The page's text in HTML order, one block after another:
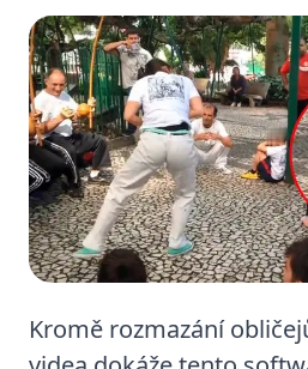
Kromě rozmazání